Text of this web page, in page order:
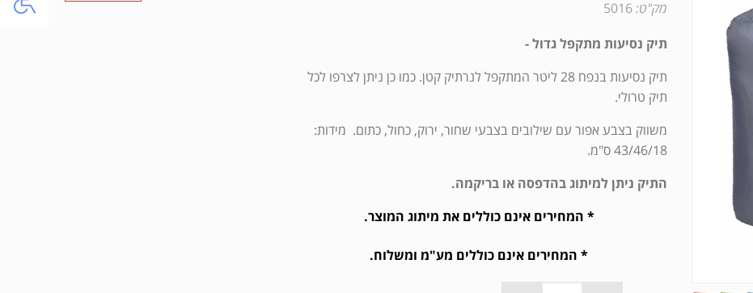
מק"ט: 5016
תיק נסיעות מתקפל גדול -
תיק נסיעות בנפח 28 ליטר המתקפל לנרתיק קטן. כמו כן ניתן לצרפו לכל
תיק טרולי.
משווק בצבע אפור עם שילובים בצבעי שחור, ירוק, כחול, כתום. מידות:
43/46/18 ס"מ.
התיק ניתן למיתוג בהדפסה או בריקמה.
* המחירים אינם כוללים את מיתוג המוצר.
* המחירים אינם כוללים מע"מ ומשלוח.